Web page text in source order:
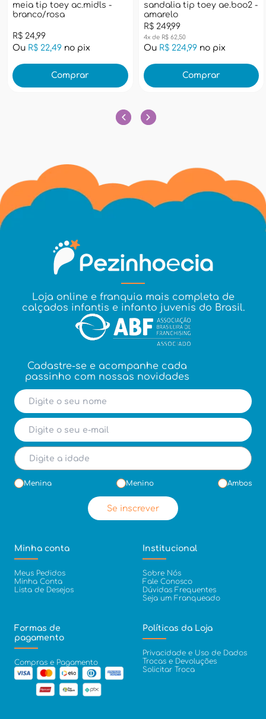
meia tip toey ac.midls -
branco/rosa
R$ 24,99
Ou R$ 22,49 no pix
Comprar
sandalia tip toey ae.boo2 -
amarelo
R$ 249,99
4x de R$ 62,50
Ou R$ 224,99no pix
Comprar
Loja online e franquia mais completa de
calçados infantis e infanto juvenis do Brasil.
Cadastre-se e acompanhe cada
passinho com nossas novidades
Menina Menino Ambos
Se inscrever
Minha conta
Meus Pedidos
Minha Conta
Lista de Desejos
Institucional
Sobre Nós
Fale Conosco
Dúvidas Frequentes
Seja um Franqueado
Formas de
pagamento
Compras e Pagamento
Políticas da Loja
Privacidade e Uso de Dados
Trocas e Devoluções
Solicitar Troca